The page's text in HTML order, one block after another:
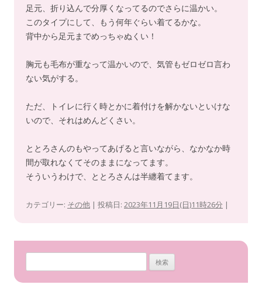
足元、折り込んで分厚くなってるのでさらに温かい。
このタイプにして、もう何年ぐらい着てるかな。
背中から足元までめっちゃぬくい！
胸元も毛布が重なって温かいので、気管もゼロゼロ言わ
ない気がする。
ただ、トイレに行く時とかに着付けを解かないといけな
いので、それはめんどくさい。
ととろさんのもやってあげると言いながら、なかなか時
間が取れなくてそのままになってます。
そういうわけで、ととろさんは半纏着てます。
カテゴリー: その他 | 投稿日: 2023年11月19日(日)11時26分 |
索